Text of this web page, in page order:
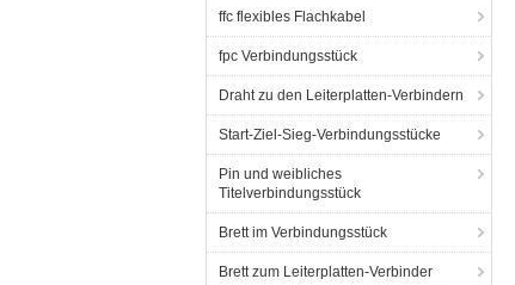
ffc flexibles Flachkabel
fpc Verbindungsstück
Draht zu den Leiterplatten-Verbindern
Start-Ziel-Sieg-Verbindungsstücke
Pin und weibliches
Titelverbindungsstück
Brett im Verbindungsstück
Brett zum Leiterplatten-Verbinder